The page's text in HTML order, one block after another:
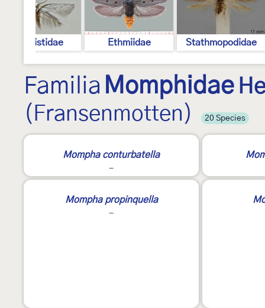
Elachistidae Ethmiidae Stathmopodidae
Familia Momphidae
(Fransenmotten)
20 Species
Mompha conturbatella
-
Mompha propinquella
-